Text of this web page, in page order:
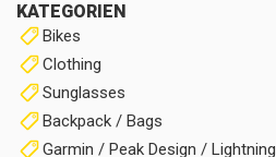
KATEGORIEN
Bikes
Clothing
Sunglasses
Backpack / Bags
Garmin / Peak Design / Lightning